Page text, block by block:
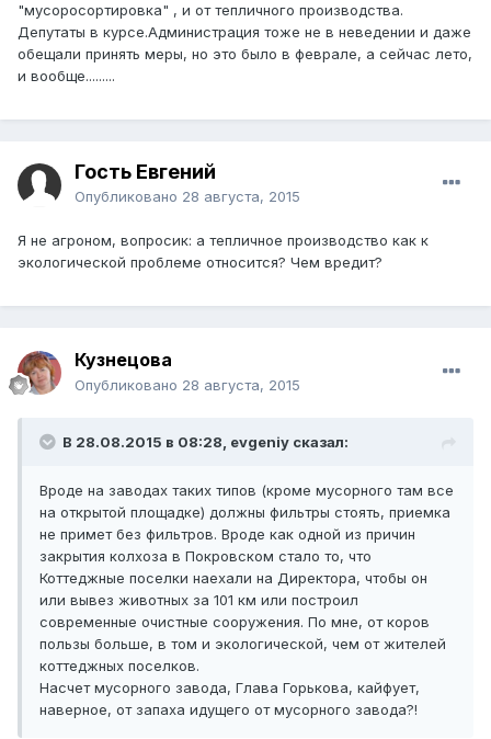
"мусоросортировка" , и от тепличного производства.
Депутаты в курсе.Администрация тоже не в неведении и даже
обещали принять меры, но это было в феврале, а сейчас лето,
и вообще.........
Гость Евгений
Опубликовано 28 августа, 2015
Я не агроном, вопросик: а тепличное производство как к
экологической проблеме относится? Чем вредит?
Кузнецова
Опубликовано 28 августа, 2015
В 28.08.2015 в 08:28, evgeniy сказал:
Вроде на заводах таких типов (кроме мусорного там все
на открытой площадке) должны фильтры стоять, приемка
не примет без фильтров. Вроде как одной из причин
закрытия колхоза в Покровском стало то, что
Коттеджные поселки наехали на Директора, чтобы он
или вывез животных за 101 км или построил
современные очистные сооружения. По мне, от коров
пользы больше, в том и экологической, чем от жителей
коттеджных поселков.
Насчет мусорного завода, Глава Горькова, кайфует,
наверное, от запаха идущего от мусорного завода?!